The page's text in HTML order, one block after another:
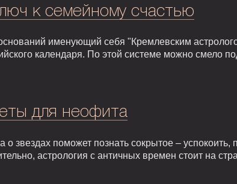
к семейному счастью
именующий себя "Кремлевским
календаря. По этой системе можно смело
для неофита
звездах поможет познать сокрытое – успокоить,
астрология с античных времен стоит на